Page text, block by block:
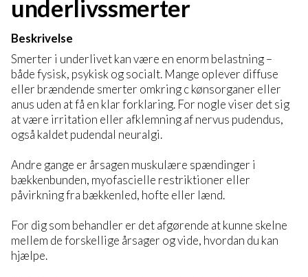
underlivssmerter
Beskrivelse
Smerter i underlivet kan være en enorm belastning –
både fysisk, psykisk og socialt. Mange oplever diffuse
eller brændende smerter omkring c kønsorganer eller
anus uden at få en klar forklaring. For nogle viser det sig
at være irritation eller afklemning af nervus pudendus,
også kaldet pudendal neuralgi.
Andre gange er årsagen muskulære spændinger i
bækkenbunden, myofascielle restriktioner eller
påvirkning fra bækkenled, hofte eller lænd.
For dig som behandler er det afgørende at kunne skelne
mellem de forskellige årsager og vide, hvordan du kan
hjælpe.